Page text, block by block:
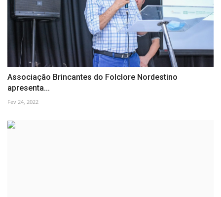
Associação Brincantes do Folclore Nordestino
apresenta...
Fev 24, 2022